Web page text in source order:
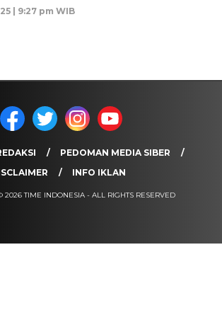
| 9:27 pm WIB
PEDOMAN MEDIA SIBER
INFO IKLAN
2026 TIME INDONESIA - ALL RIGHTS RESERVED